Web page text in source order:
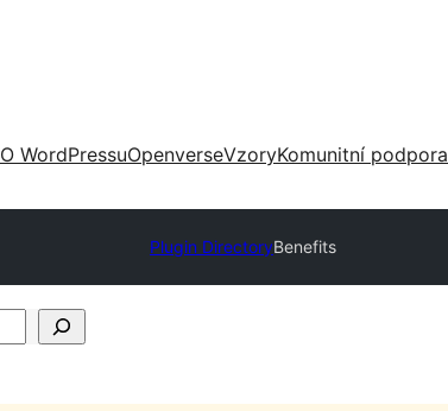
O WordPressuOpenverseVzoryKomunitní podpora
Plugin DirectoryBenefits